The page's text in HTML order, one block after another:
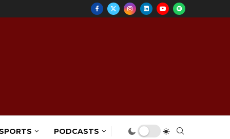
PODCASTS